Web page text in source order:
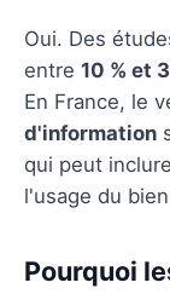
Oui. Des
entre 10 % et
En France, le
d'information
qui peut
l'usage du
Pourquoi